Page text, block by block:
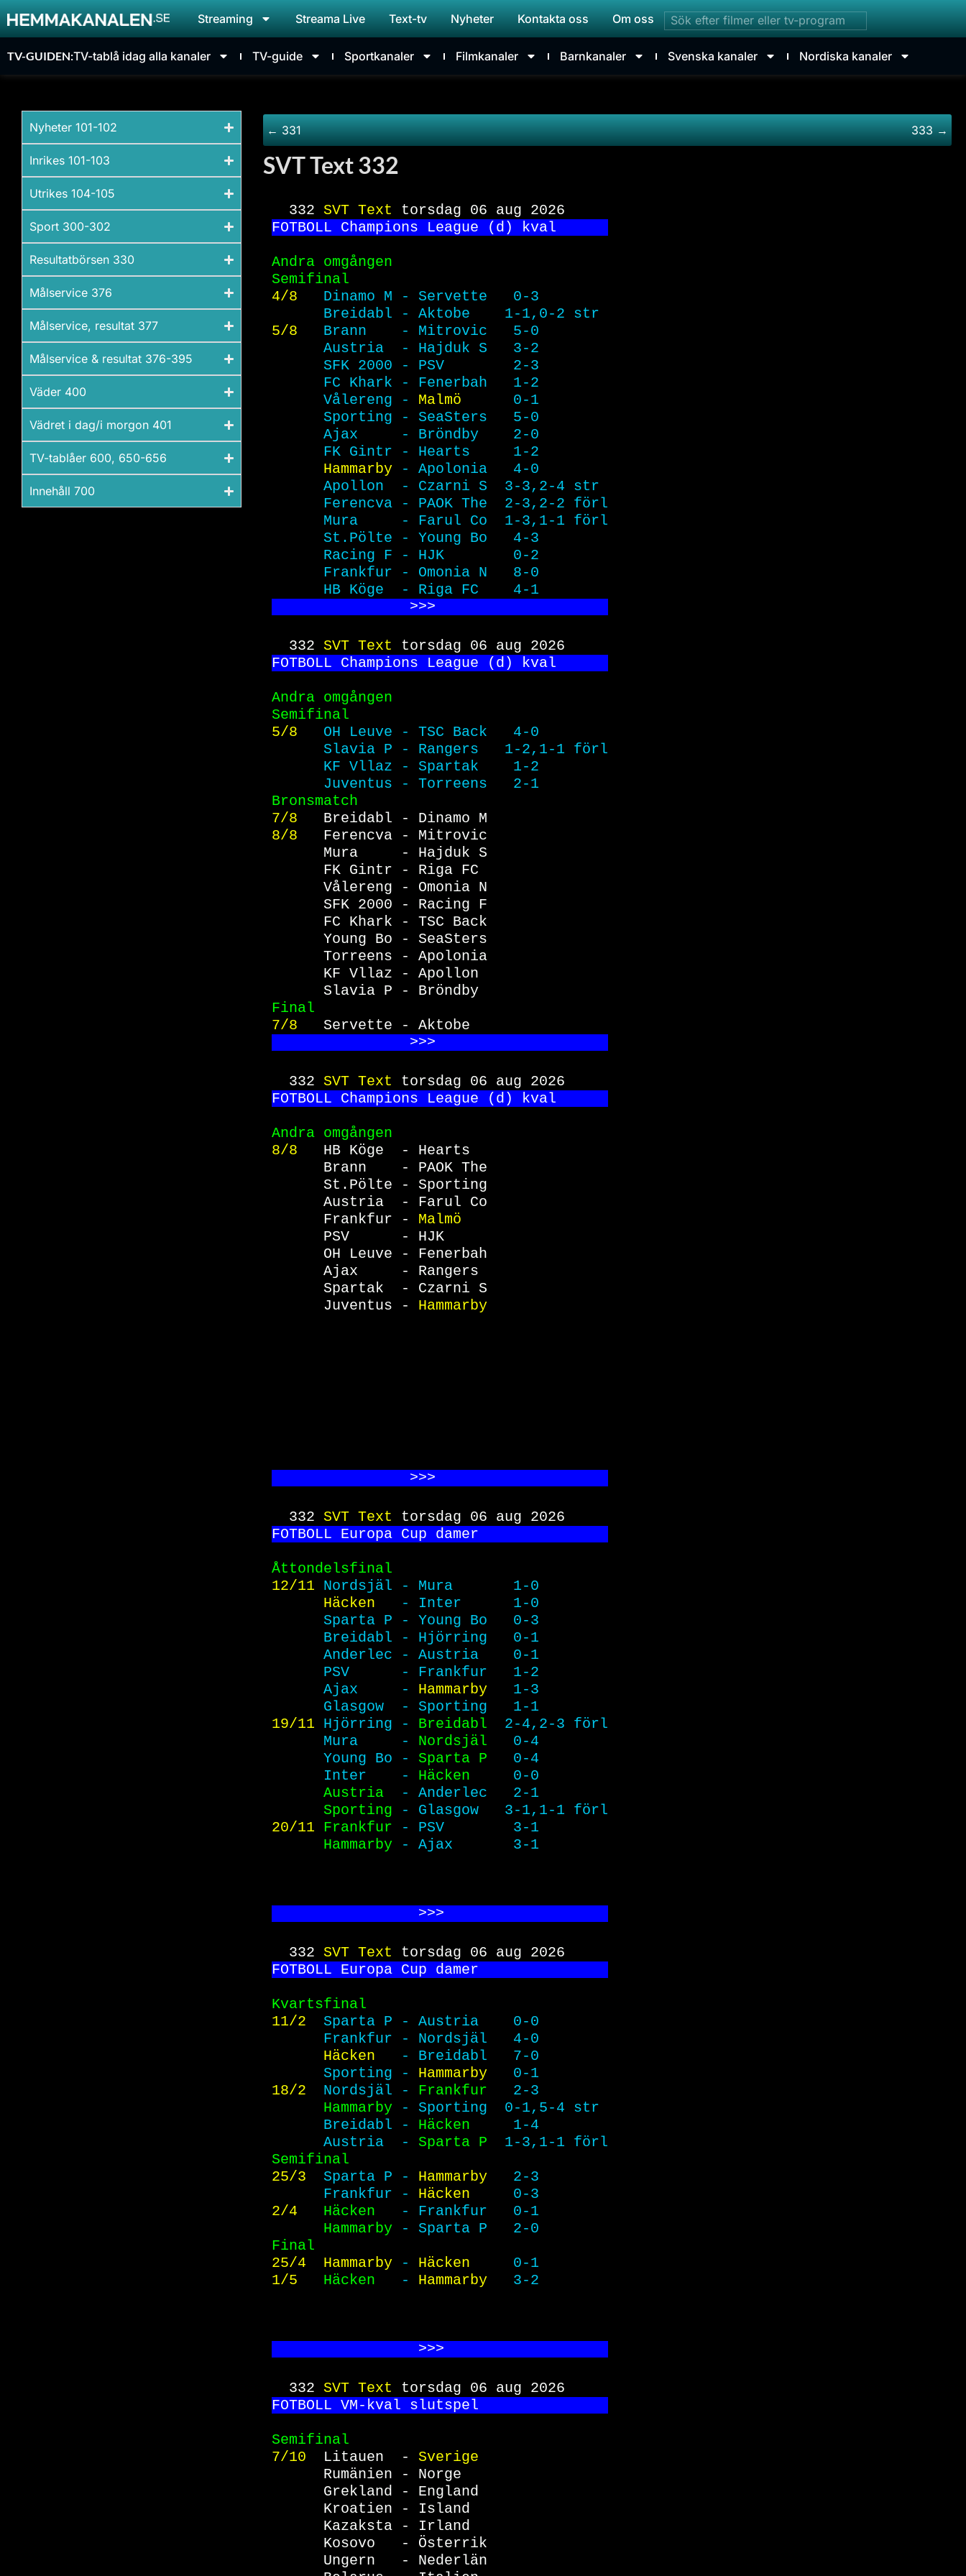
Streaming Streama Live Text-tv Nyheter Kontakta oss Om oss
TV-GUIDEN:TV-tablå idag alla kanaler TV-guide Sportkanaler Filmkanaler Barnkanaler Svenska kanaler Nordiska kanaler
Nyheter 101-102
Inrikes 101-103
Utrikes 104-105
Sport 300-302
Resultatbörsen 330​
Målservice 376​
Målservice, resultat 377​
Målservice & resultat 376-395​
Väder 400
Vädret i dag/i morgon 401​
TV-tablåer 600, 650-656​
Innehåll 700​
← 331 333 →
SVT Text 332
332 SVT Text torsdag 06 aug 2026
FOTBOLL Champions League (d) kval
Andra omgången
Semifinal
4/8 Dinamo M - Servette   0-3
Breidabl - Aktobe    1-1,0-2 str
5/8 Brann    - Mitrovic   5-0
Austria  - Hajduk S   3-2
SFK 2000 - PSV        2-3
FC Khark - Fenerbah   1-2
Vålereng - Malmö 0-1
Sporting - SeaSters   5-0
Ajax     - Bröndby    2-0
FK Gintr - Hearts     1-2
Hammarby
- Apolonia   4-0
Apollon  - Czarni S  3-3,2-4 str
Ferencva - PAOK The  2-3,2-2 förl
Mura     - Farul Co  1-3,1-1 förl
St.Pölte - Young Bo   4-3
Racing F - HJK        0-2
Frankfur - Omonia N   8-0
HB Köge  - Riga FC    4-1
                >>
>
332 SVT Text torsdag 06 aug 2026
FOTBOLL Champions League (d) kval
Andra omgången
Semifinal
5/8 OH Leuve - TSC Back   4-0
Slavia P - Rangers   1-2,1-1 förl
KF Vllaz - Spartak    1-2
Juventus - Torreens   2-1
Bronsmatch
7/8 Breidabl - Dinamo M
8/8 Ferencva - Mitrovic
Mura     - Hajduk S
FK Gintr - Riga FC
Vålereng - Omonia N
SFK 2000 - Racing F
FC Khark - TSC Back
Young Bo - SeaSters
Torreens - Apolonia
KF Vllaz - Apollon
Slavia P - Bröndby
Final
7/8 Servette - Aktobe
                >>
>
332 SVT Text torsdag 06 aug 2026
FOTBOLL Champions League (d) kval
Andra omgången
8/8 HB Köge  - Hearts
Brann    - PAOK The
St.Pölte - Sporting
Austria  - Farul Co
Frankfur - Malmö
PSV      - HJK
OH Leuve - Fenerbah
Ajax     - Rangers
Spartak  - Czarni S
Juventus - Hammarby
                >>
>
332 SVT Text torsdag 06 aug 2026
FOTBOLL Europa Cup damer
Åttondelsfinal
12/11 Nordsjäl - Mura       1-0
Häcken
- Inter      1-0
Sparta P - Young Bo   0-3
Breidabl - Hjörring   0-1
Anderlec - Austria    0-1
PSV      - Frankfur   1-2
Ajax     - Hammarby 1-3
Glasgow  - Sporting   1-1
19/11 Hjörring - Breidabl 2-4,2-3 förl
Mura     - Nordsjäl 0-4
Young Bo - Sparta P 0-4
Inter    - Häcken 0-0
Austria
- Anderlec   2-1
Sporting
- Glasgow   3-1,1-1 förl
20/11 Frankfur
- PSV        3-1
Hammarby
- Ajax       3-1
                 >>
>
332 SVT Text torsdag 06 aug 2026
FOTBOLL Europa Cup damer
Kvartsfinal
11/2 Sparta P - Austria    0-0
Frankfur - Nordsjäl   4-0
Häcken
- Breidabl   7-0
Sporting - Hammarby 0-1
18/2 Nordsjäl - Frankfur 2-3
Hammarby
- Sporting  0-1,5-4 str
Breidabl - Häcken 1-4
Austria  - Sparta P 1-3,1-1 förl
Semifinal
25/3 Sparta P - Hammarby 2-3
Frankfur - Häcken 0-3
2/4 Häcken
- Frankfur   0-1
Hammarby
- Sparta P   2-0
Final
25/4  Hammarby
- Häcken 0-1
1/5 Häcken - Hammarby 3-2
                 >>
>
332 SVT Text torsdag 06 aug 2026
FOTBOLL VM-kval slutspel
Semifinal
7/10 Litauen  - Sverige
Rumänien - Norge
Grekland - England
Kroatien - Island
Kazaksta - Irland
Kosovo   - Österrik
Ungern   - Nederlän